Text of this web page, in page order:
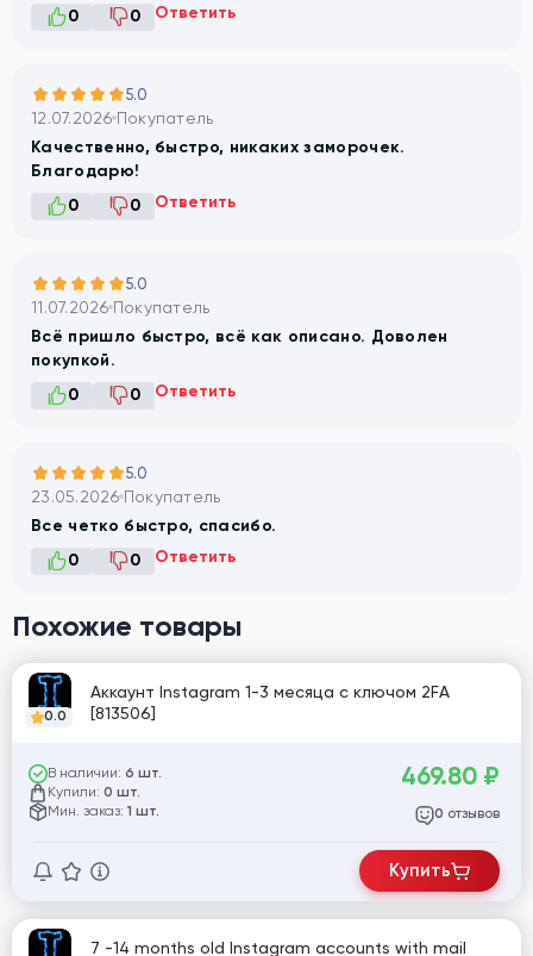
0
0 Ответить
5.0
12.07.2026 Покупатель
Качественно, быстро, никаких заморочек.
Благодарю!
0
0 Ответить
5.0
11.07.2026 Покупатель
Всё пришло быстро, всё как описано. Доволен
покупкой.
0
0 Ответить
5.0
23.05.2026 Покупатель
Все четко быстро, спасибо.
0
0 Ответить
Похожие товары
0.0
Аккаунт Instagram 1-3 месяца с ключом 2FA
[813506]
В наличии: 6 шт.
Купили: 0 шт.
Мин. заказ: 1 шт.
469.80 ₽
0 отзывов
Купить
7 -14 months old Instagram accounts with mail